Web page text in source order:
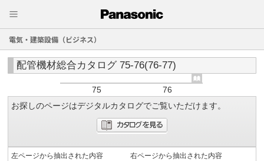
電気・建築設備（ビジネス）
配管機材総合カタログ 75-76(76-77)
75
76
お探しのページはデジタルカタログでご覧いただけます。
左ページから抽出された内容
右ページから抽出された内容